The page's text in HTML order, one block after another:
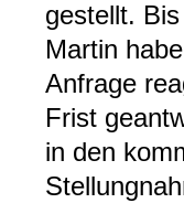
gestellt.
Martin
Anfrage
Frist
in den